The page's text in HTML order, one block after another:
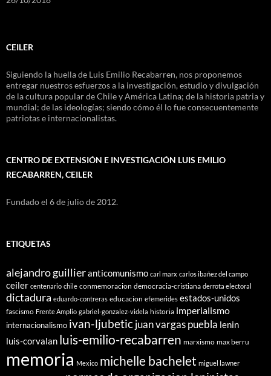
CEILER
Siguiendo la huella de Luis Emilio Recabarren, nos proponemos
entregar nuestros esfuerzos a la investigación, estudio y divulgación
de la cultura popular de Chile y América Latina; de la historia patria y
mundial; de las ideologías; siendo cómo él lo fue consecuentemente
patriotas e internacionalistas.
CENTRO DE EXTENSIÓN E INVESTIGACIÓN LUIS EMILIO
RECABARREN, CEILER
Fundado el 6 de julio de 2012.
ETIQUETAS
alejandro guillieranticomunismo carl marx carlos ibañez del campo
ceiler centenario chile conmemoracion democracia-cristiana derrota electoral
dictadura eduardo-contreras educacion efemerides estados-unidos
fascismo Frente Amplio gabriel-gonzalez-videla historia imperialismo
internacionalismo ivan-ljubeticjuan vargas puebla lenin
luis-corvalan luis-emilio-recabarren marxismo max berru
memoria Mexico michelle bachelet miguel lawner